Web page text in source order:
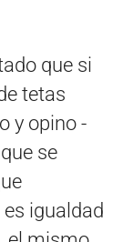
que si
tetas
y opino -
se
igualdad